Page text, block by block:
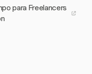
para Freelancers